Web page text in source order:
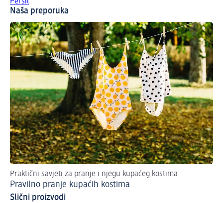
Naša preporuka
Praktični savjeti za pranje i njegu kupaćeg kostima
Pravilno pranje kupaćih kostima
Slični proizvodi